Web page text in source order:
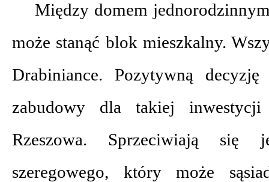
Między domem
może stanąć blok mieszkalny.
Drabiniance. Pozytywną
zabudowy dla takiej
Rzeszowa. Sprzeciwiają się
szeregowego, który może